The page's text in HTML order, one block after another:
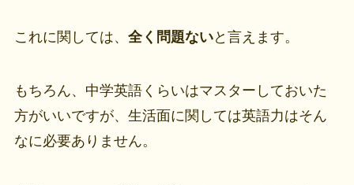
これに関しては、 全く問題ないと言えます。
もちろん、中学英語くらいはマスターしておいた
方がいいですが、生活面に関しては英語力はそん
なに必要ありません。